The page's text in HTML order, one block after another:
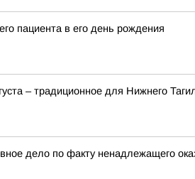
пациента в его день рождения
– традиционное для Нижнего
дело по факту ненадлежащего